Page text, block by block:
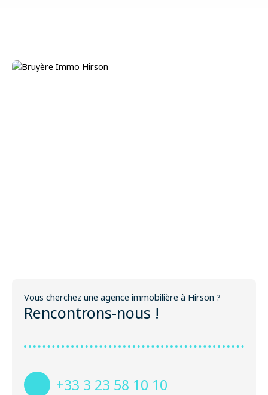
Vous cherchez une agence immobilière à Hirson ?
Rencontrons-nous !
+33 3 23 58 10 10